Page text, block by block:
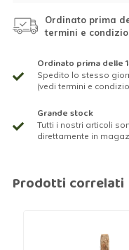
Ordinato prima
termini e
Ordinato prima delle
Spedito lo stesso
(vedi termini e
Grande stock
Tutti i nostri articoli
direttamente in
Prodotti correlati